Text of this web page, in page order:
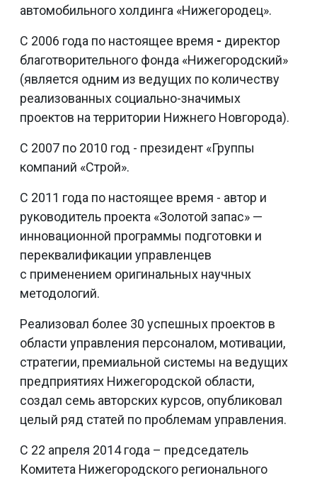
автомобильного холдинга «Нижегородец».
С 2006 года по настоящее время - директор
благотворительного фонда «Нижегородский»
(является одним из ведущих по количеству
реализованных социально-значимых
проектов на территории Нижнего Новгорода).
С 2007 по 2010 год - президент «Группы
компаний «Строй».
С 2011 года по настоящее время - автор и
руководитель проекта «Золотой запас» —
инновационной программы подготовки и
переквалификации управленцев
с применением оригинальных научных
методологий.
Реализовал более 30 успешных проектов в
области управления персоналом, мотивации,
стратегии, премиальной системы на ведущих
предприятиях Нижегородской области,
создал семь авторских курсов, опубликовал
целый ряд статей по проблемам управления.
С 22 апреля 2014 года – председатель
Комитета Нижегородского регионального